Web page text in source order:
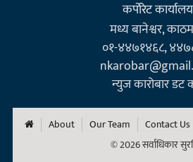
कर्पाेरेट कार्यालय
मध्य बानेश्वर,
०१-४४७१४६८,
न्युज कारोबार डट
About Our Team
Contact Us
© 2026 सर्वाधिकार